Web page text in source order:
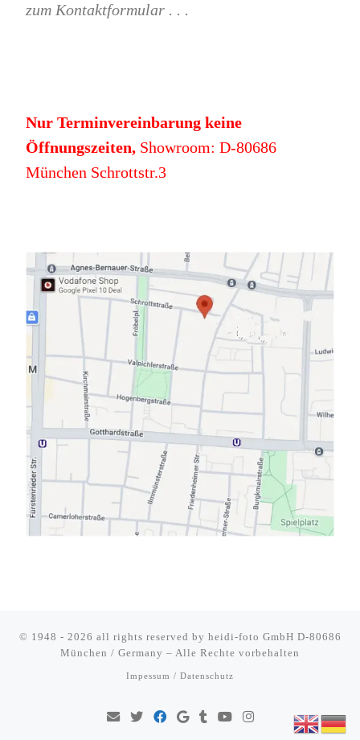
zum Kontaktformular . . .
Nur Terminvereinbarung keine
Öffnungszeiten,Showroom: D-80686
München Schrottstr.3
© 1948 - 2026 all rights reserved by heidi-foto GmbH D-80686
München / Germany – Alle Rechte vorbehalten
Impessum / Datenschutz